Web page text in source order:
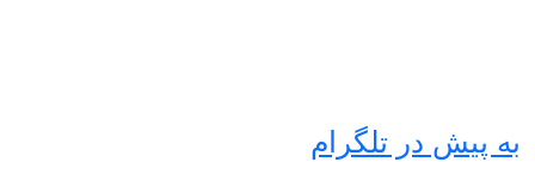
پیش در تلگرام